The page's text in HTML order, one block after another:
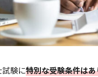
験に特別な受験条件は